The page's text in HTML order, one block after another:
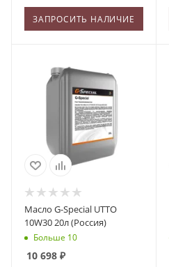
ЗАПРОСИТЬ НАЛИЧИЕ
Масло G-Special UTTO
10W30 20л (Россия)
Больше 10
10 698 ₽